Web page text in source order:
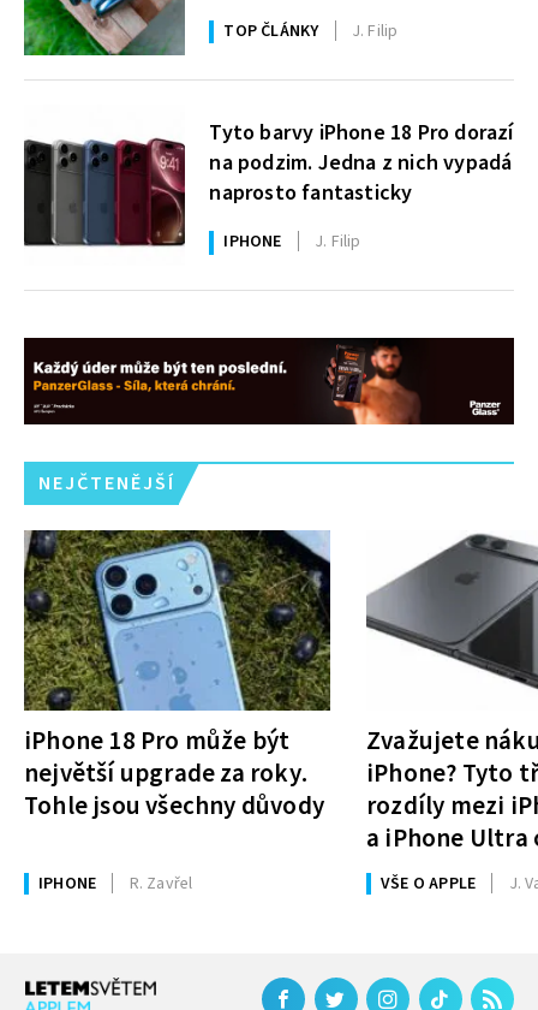
TOP ČLÁNKY J. Filip
Tyto barvy iPhone 18 Pro dorazí
na podzim. Jedna z nich vypadá
naprosto fantasticky
IPHONE J. Filip
NEJČTENĚJŠÍ
iPhone 18 Pro může být
největší upgrade za roky.
Tohle jsou všechny důvody
IPHONE R. Zavřel
Zvažujete
iPhone? Tyto
rozdíly mezi
a iPhone Ultra
rozhodnutí
VŠE O APPLE J.